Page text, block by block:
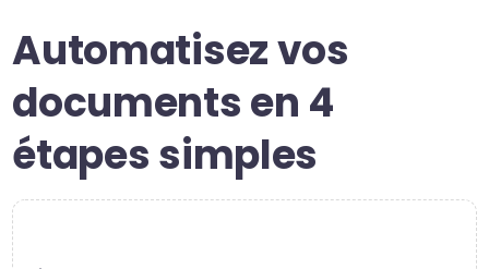
Automatisez vos
documents en 4
étapes simples